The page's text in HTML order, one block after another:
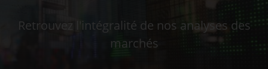
Retrouvez l'intégralité de nos analyses des
marchés